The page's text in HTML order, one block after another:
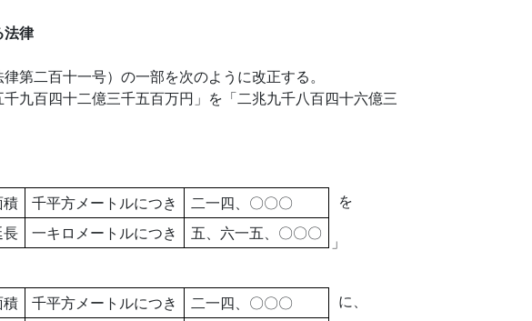
法律
第二百十一号）の一部を次のように改正する。
九百四十二億三千五百万円」を「二兆九千八百四十六億三
千平方メートルにつき
二一四、〇〇〇
一キロメートルにつき 五、六一五、〇〇〇 」
を
千平方メートルにつき
二一四、〇〇〇
に、